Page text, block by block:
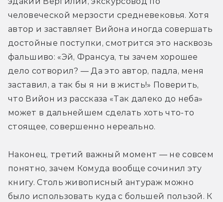
человеческой мерзости средневековья. Хотя
автор и заставляет Вийона иногда совершать
достойные поступки, смотрится это насквозь
фальшиво: «Эй, Франсуа, ты зачем хорошее
дело сотворил? — Да это автор, падла, меня
заставил, а так бы я ни в жисть!» Поверить,
что Вийон из рассказа «Так далеко до неба»
может в дальнейшем сделать хоть что-то
стоящее, совершенно нереально.
Наконец, третий важный момент — не совсем
понятно, зачем Комуда вообще сочинил эту
книгу. Столь живописный антураж можно
было использовать куда с большей пользой. К